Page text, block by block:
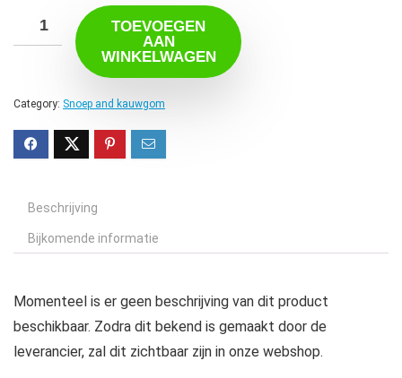
TOEVOEGEN
AAN
WINKELWAGEN
Category: Snoep and kauwgom
Beschrijving
Bijkomende informatie
Momenteel is er geen beschrijving van dit product
beschikbaar. Zodra dit bekend is gemaakt door de
leverancier, zal dit zichtbaar zijn in onze webshop.